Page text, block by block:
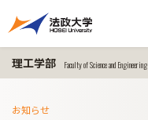
理工学部 Faculty of Science and Engineering
お知らせ